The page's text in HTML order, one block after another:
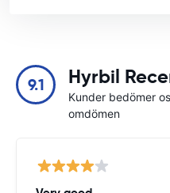
9.1 Hyrbil
Kunder bedömer
omdömen